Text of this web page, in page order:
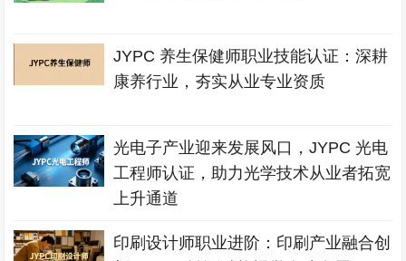
JYPC 养生保健师职业技能认证：深耕
康养行业，夯实从业专业资质
光电子产业迎来发展风口，JYPC 光电
工程师认证，助力光学技术从业者拓宽
上升通道
印刷设计师职业进阶：印刷产业融合创